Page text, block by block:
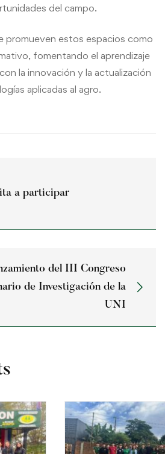
del campo.
promueven estos espacios como
fomentando el aprendizaje
la innovación y la actualización
aplicadas al agro.
a participar
del III Congreso
de Investigación de la
UNI